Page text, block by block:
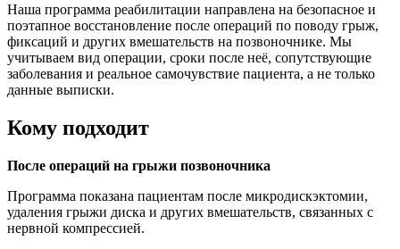
Наша программа реабилитации направлена на безопасное и
поэтапное восстановление после операций по поводу грыж,
фиксаций и других вмешательств на позвоночнике. Мы
учитываем вид операции, сроки после неё, сопутствующие
заболевания и реальное самочувствие пациента, а не только
данные выписки.
Кому подходит
После операций на грыжи позвоночника
Программа показана пациентам после микродискэктомии,
удаления грыжи диска и других вмешательств, связанных с
нервной компрессией.